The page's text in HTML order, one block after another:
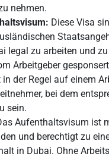
nehmen.
Diese Visa
legal zu arbeiten und
Arbeitgeber
der Regel auf einem
bei dem
sein.
Aufenthaltsvisum ist
und berechtigt zu
in Dubai. Ohne